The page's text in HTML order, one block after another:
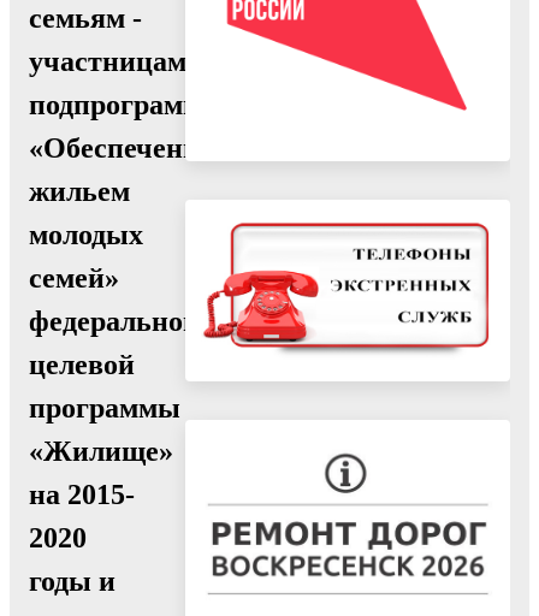
семьям -
участницам
подпрограммы
«Обеспечение
жильем
молодых
семей»
федеральной
целевой
программы
«Жилище»
на 2015-
2020
годы и